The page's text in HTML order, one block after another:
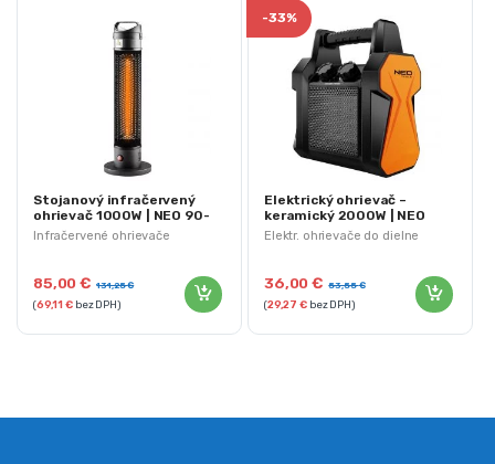
Infračervené ohrievače
Stojanový infračervený
ohrievač 1000W | NEO 90-
035
85,00€ 131,25€
(69,11€bez DPH)
Elektr. ohrievače do dielne
-33%
Elektrický ohrievač –
keramický 2000W | NEO
90-060
36,00€ 53,55€
(29,27€bez DPH)